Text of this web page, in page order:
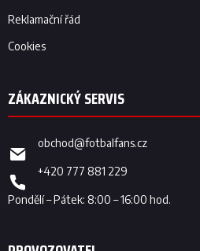
Reklamační řád
Cookies
obchod@fotbalfans.cz
+420 777 881 229